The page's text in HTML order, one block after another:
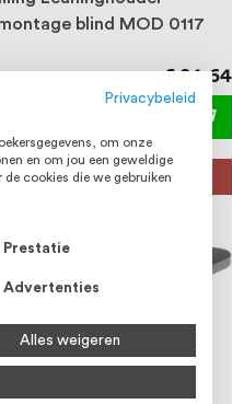
blind MOD 0117
€ 24,64
RVS 316
Privacybeleid
om onze
en om jou een geweldige
cookies die we gebruiken
Prestatie
Advertenties
Alles weigeren